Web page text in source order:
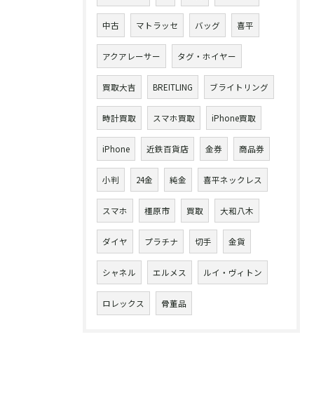
中古 マトラッセ バッグ 喜平
アクアレーサー タグ・ホイヤー
買取大吉 BREITLING ブライトリング
時計買取 スマホ買取 iPhone買取
iPhone 近鉄百貨店 金券 商品券
小判 24金 純金 喜平ネックレス
スマホ 橿原市 買取 大和八木
ダイヤ プラチナ 切手 金貨
シャネル エルメス ルイ・ヴィトン
ロレックス 骨董品